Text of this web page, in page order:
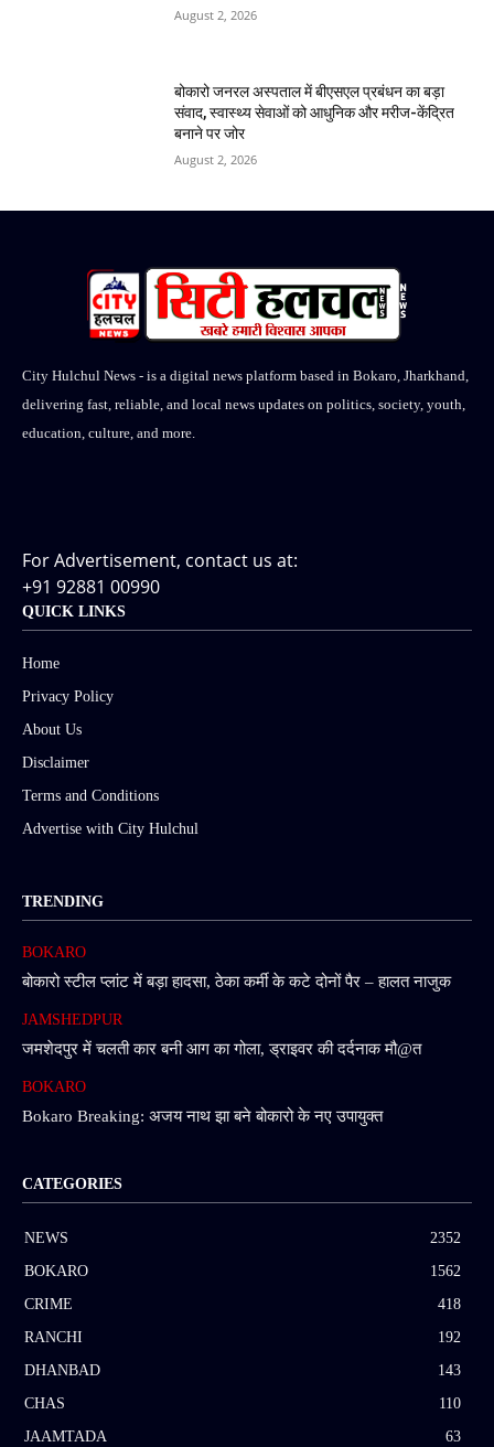
August 2, 2026
बोकारो जनरल अस्पताल में बीएसएल प्रबंधन का बड़ा
संवाद, स्वास्थ्य सेवाओं को आधुनिक और मरीज-केंद्रित
बनाने पर जोर
August 2, 2026
City Hulchul News - is a digital news platform based in Bokaro, Jharkhand,
delivering fast, reliable, and local news updates on politics, society, youth,
education, culture, and more.
For Advertisement, contact us at:
+91 92881 00990
QUICK LINKS
Home
Privacy Policy
About Us
Disclaimer
Terms and Conditions
Advertise with City Hulchul
TRENDING
BOKARO
बोकारो स्टील प्लांट में बड़ा हादसा, ठेका कर्मी के कटे दोनों पैर – हालत नाजुक
JAMSHEDPUR
जमशेदपुर में चलती कार बनी आग का गोला, ड्राइवर की दर्दनाक मौ@त
BOKARO
Bokaro Breaking: अजय नाथ झा बने बोकारो के नए उपायुक्त
CATEGORIES
NEWS
2352
BOKARO
1562
CRIME
418
RANCHI
192
DHANBAD
143
CHAS
110
JAAMTADA
63